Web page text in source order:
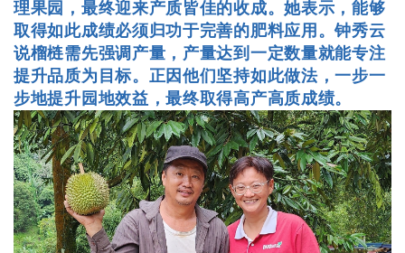
理果园，最终迎来产质皆佳的收成。她表示，能够
取得如此成绩必须归功于完善的肥料应用。钟秀云
说榴梿需先强调产量，产量达到一定数量就能专注
提升品质为目标。正因他们坚持如此做法，一步一
步地提升园地效益，最终取得高产高质成绩。